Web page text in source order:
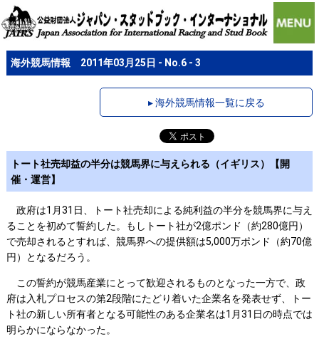
海外競馬情報 2011年03月25日 - No.6 - 3
▸ 海外競馬情報一覧に戻る
トート社売却益の半分は競馬界に与えられる（イギリス）【開
催・運営】
政府は1月31日、トート社売却による純利益の半分を競馬界に与え
ることを初めて誓約した。もしトート社が2億ポンド（約280億円）
で売却されるとすれば、競馬界への提供額は5,000万ポンド（約70億
円）となるだろう。
この誓約が競馬産業にとって歓迎されるものとなった一方で、政
府は入札プロセスの第2段階にたどり着いた企業名を発表せず、トー
ト社の新しい所有者となる可能性のある企業名は1月31日の時点では
明らかにならなかった。